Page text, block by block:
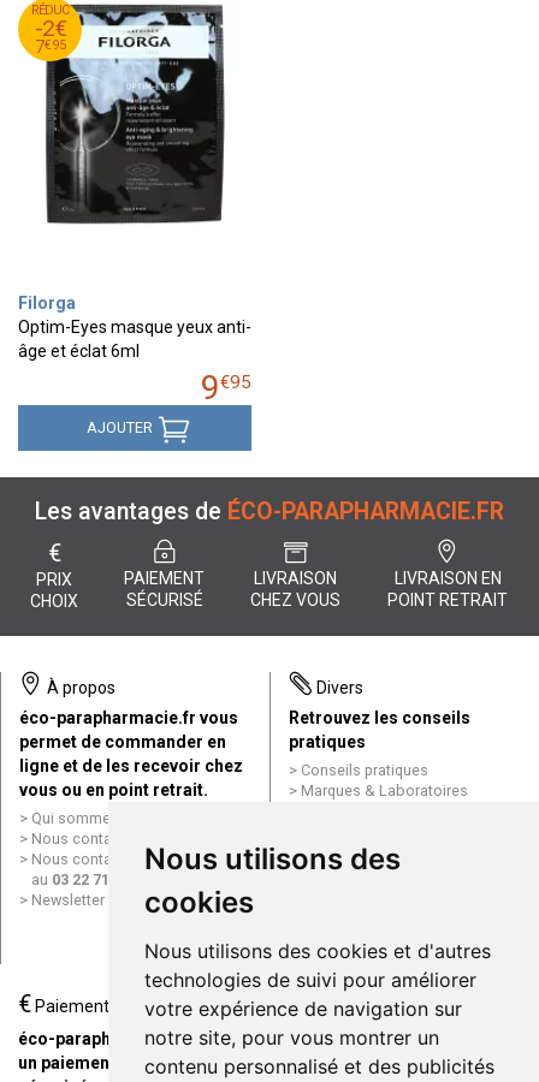
Nous utilisons des
cookies
Nous utilisons des cookies et d'autres
technologies de suivi pour améliorer
votre expérience de navigation sur
notre site, pour vous montrer un
contenu personnalisé et des publicités
RÉDUC
-2€
7€95
9
€
95
7
€
95
Filorga
Optim-Eyes masque yeux anti-
âge et éclat 6ml
9€95
AJOUTER
Les avantages de ÉCO-PARAPHARMACIE.FR
€
PRIX
CHOIX
PAIEMENT
SÉCURISÉ
LIVRAISON
CHEZ VOUS
LIVRAISON EN
POINT RETRAIT
À propos
éco-parapharmacie.fr vous
permet de commander en
ligne et de les recevoir chez
vous ou en point retrait.
Qui sommes nous ?
Nous contacter par e-mail
Nous contacter par téléphone
au 03 22 71 64 10
Newsletter
Divers
Retrouvez les conseils
pratiques
Conseils pratiques
Marques & Laboratoires
Mentions légales
Données personnelles
ligne
€ Paiement
éco-parapharmacie.fr offre
un paiement entièrement
Livraison / Point retrait
Commandez en ligne et
recevez votre commande